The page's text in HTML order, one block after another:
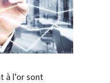
à l’or sont